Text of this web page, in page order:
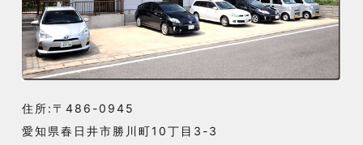
住所:〒486-0945
愛知県春日井市勝川町10丁目3-3